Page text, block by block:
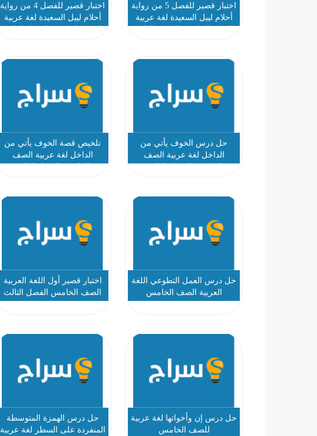
اختبار قصير للفصل 5 من رواية
أحلام ليبل السعيدة لغة عربية
الصف الخامس الفصل الثالث
اختبار قصير للفصل 4 من رواية
أحلام ليبل السعيدة لغة عربية
الصف الخامس الفصل الثالث
حل درس الخوف يأتي من
الداخل لغة عربية الصف
الخامس الفصل الثالث
تلخيص قصة الخوف يأتي من
الداخل لغة عربية الصف
الخامس الفصل الثالث
حل درس العمل التطوعي اللغة
العربية الصف الخامس
اختبار قصير أول اللغة العربية
الصف الخامس الفصل الثالث
2022-2023
حل درس إن وأخواتها لغة عربية
للصف الخامس
حل درس الهمزة المتوسطة
المنفردة على السطر لغة عربية